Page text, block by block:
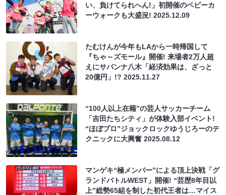
い、負けてられへん!」初開催のベビーカ
ーウォークも大盛況!2025.12.09
たむけんが今年もLAから一時帰国して
『ちゃ～ズモール』開催! 来場者2万人超
えにサバンナ八木「経済効果は、ざっと
20億円」!?2025.11.27
“100人以上在籍”の芸人サッカーチーム
「吉田たちシティ」が体験入部イベント!
“ほぼプロ”ジョックロックゆうじろーのテ
クニックに大興奮2025.08.12
マンゲキ“極メンバー”による頂上決戦「グ
ランドバトルWEST」開催! “芸歴8年目以
上”総勢65組を制した初代王者は…マイス